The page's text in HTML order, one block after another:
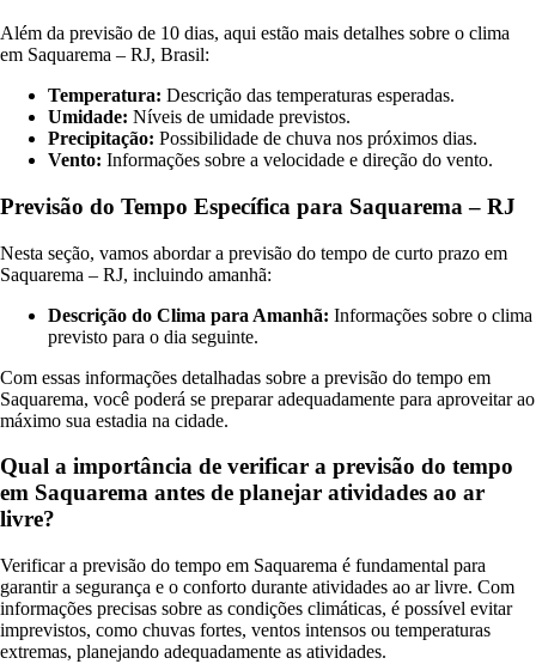
Além da previsão de 10 dias, aqui estão mais detalhes sobre o clima
em Saquarema – RJ, Brasil:
Temperatura: Descrição das temperaturas esperadas.
Umidade: Níveis de umidade previstos.
Precipitação: Possibilidade de chuva nos próximos dias.
Vento: Informações sobre a velocidade e direção do vento.
Previsão do Tempo Específica para Saquarema – RJ
Nesta seção, vamos abordar a previsão do tempo de curto prazo em
Saquarema – RJ, incluindo amanhã:
Descrição do Clima para Amanhã: Informações sobre o clima
previsto para o dia seguinte.
Com essas informações detalhadas sobre a previsão do tempo em
Saquarema, você poderá se preparar adequadamente para aproveitar ao
máximo sua estadia na cidade.
Qual a importância de verificar a previsão do tempo
em Saquarema antes de planejar atividades ao ar
livre?
Verificar a previsão do tempo em Saquarema é fundamental para
garantir a segurança e o conforto durante atividades ao ar livre. Com
informações precisas sobre as condições climáticas, é possível evitar
imprevistos, como chuvas fortes, ventos intensos ou temperaturas
extremas, planejando adequadamente as atividades.